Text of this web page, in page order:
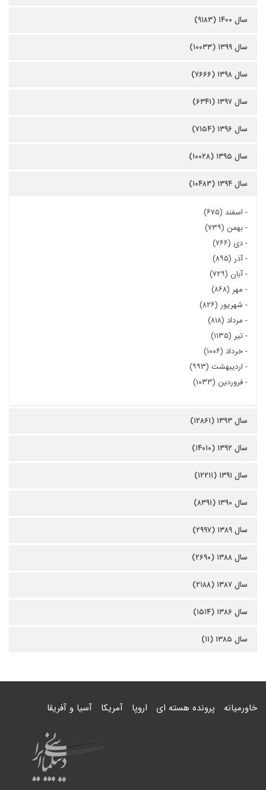
سال ۱۴۰۰ (۹۱۸۳)
سال ۱۳۹۹ (۱۰۰۳۳)
سال ۱۳۹۸ (۷۶۶۶)
سال ۱۳۹۷ (۶۳۴۱)
سال ۱۳۹۶ (۷۱۵۴)
سال ۱۳۹۵ (۱۰۰۲۸)
سال ۱۳۹۴ (۱۰۴۸۳)
- اسفند (۶۷۵)
-بهمن (۷۳۹)
-دی (۷۶۶)
-آذر (۸۹۵)
-آبان (۷۲۹)
- مهر (۸۶۸)
- شهریور (۸۲۶)
- مرداد (۸۱۸)
-تیر (۱۱۳۵)
-خرداد (۱۰۰۶)
- اردیبهشت (۹۹۳)
-فروردین (۱۰۳۳)
سال ۱۳۹۳ (۱۲۸۶۱)
سال ۱۳۹۲ (۱۴۰۱۰)
سال ۱۳۹۱ (۱۲۲۱۱)
سال ۱۳۹۰ (۸۳۹۱)
سال ۱۳۸۹ (۲۹۹۷)
سال ۱۳۸۸ (۲۶۹۰)
سال ۱۳۸۷ (۲۱۸۸)
سال ۱۳۸۶ (۱۵۱۴)
سال ۱۳۸۵ (۱۱)
خاورمیانه پرونده هسته ای اروپا آمریکا آسیا و آفریقا